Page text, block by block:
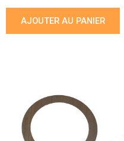
AJOUTER AU PANIER